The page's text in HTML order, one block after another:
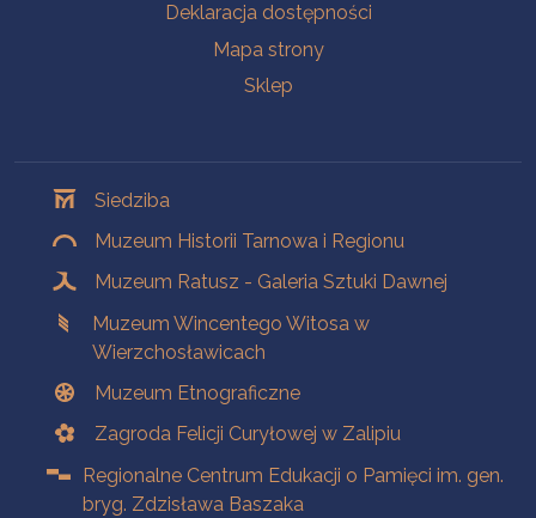
Deklaracja dostępności
Mapa strony
Sklep
Siedziba
Muzeum Historii Tarnowa i Regionu
Muzeum Ratusz - Galeria Sztuki Dawnej
Muzeum Wincentego Witosa w
Wierzchosławicach
Muzeum Etnograficzne
Zagroda Felicji Curyłowej w Zalipiu
Regionalne Centrum Edukacji o Pamięci im. gen.
bryg. Zdzisława Baszaka